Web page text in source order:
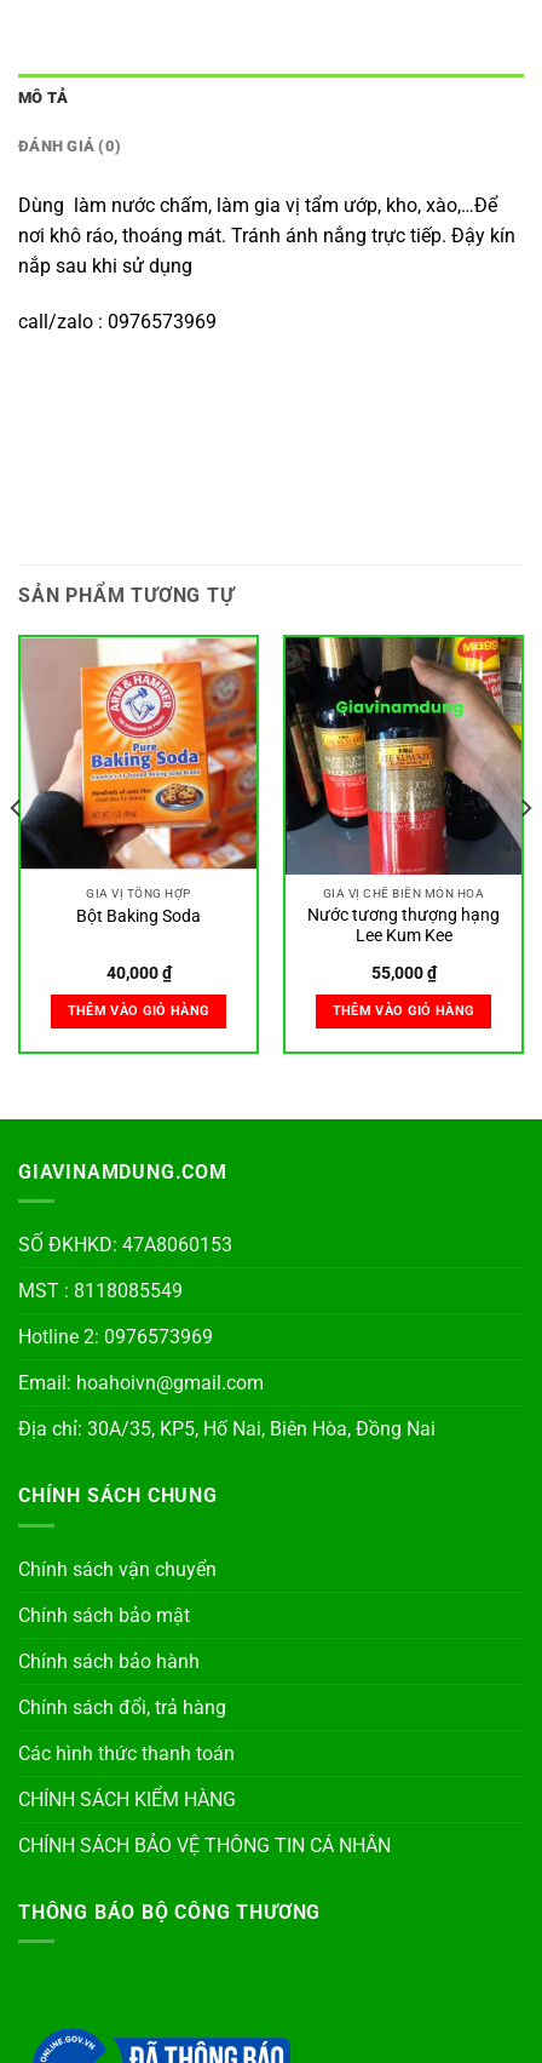
MÔ TẢ
ĐÁNH GIÁ (0)
Dùng làm nước chấm, làm gia vị tẩm ướp, kho, xào,…Để
nơi khô ráo, thoáng mát. Tránh ánh nắng trực tiếp. Đậy kín
nắp sau khi sử dụng
call/zalo : 0976573969
SẢN PHẨM TƯƠNG TỰ
GIA VỊ TỔNG HỢP
Bột Baking Soda
40,000₫
THÊM VÀO GIỎ HÀNG
GIA VỊ CHẾ BIẾN MÓN HOA
Nước tương thượng hạng
Lee Kum Kee
55,000₫
THÊM VÀO GIỎ HÀNG
GIAVINAMDUNG.COM
SỐ ĐKHKD: 47A8060153
MST : 8118085549
Hotline 2: 0976573969
Email: hoahoivn@gmail.com
Địa chỉ: 30A/35, KP5, Hố Nai, Biên Hòa, Đồng Nai
CHÍNH SÁCH CHUNG
Chính sách vận chuyển
Chính sách bảo mật
Chính sách bảo hành
Chính sách đổi, trả hàng
Các hình thức thanh toán
CHÍNH SÁCH KIỂM HÀNG
CHÍNH SÁCH BẢO VỆ THÔNG TIN CÁ NHÂN
THÔNG BÁO BỘ CÔNG THƯƠNG